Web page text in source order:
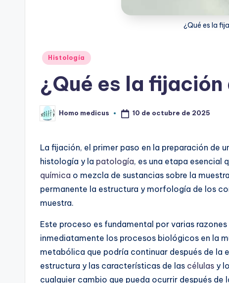
¿Qué es la
Publicado
Histología
¿Qué es la
Publicado
por
Homo medicus 10 de octubre de 2025
La fijación, el primer paso en la preparación de
histología y la patología, es una etapa esencial
química o mezcla de sustancias sobre la
permanente la estructura y morfología de los
muestra.
Este proceso es fundamental por varias
inmediatamente los procesos biológicos en la
metabólica que podría continuar después de la
estructura y las características de las células y
cualquier cambio que pueda ocurrir después de